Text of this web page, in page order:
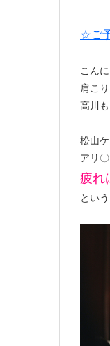
☆ご
こん
肩こ
高川
松山
アリ
疲れ
とい